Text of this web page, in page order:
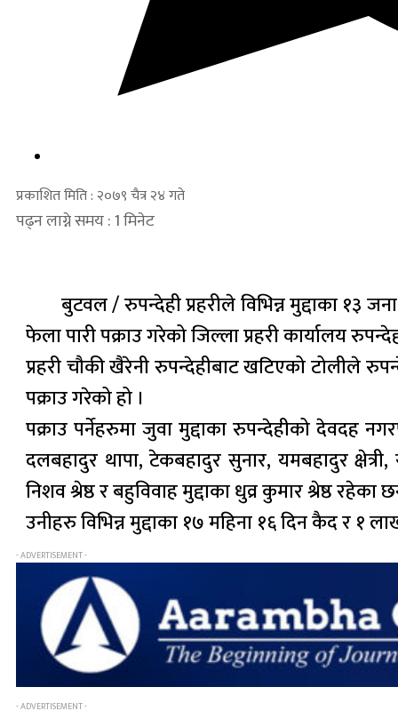
प्रकाशित मिति : २०७९ चैत्र २४ गते
पढ्न लाग्ने समय : 1 मिनेट
बुटवल / रुपन्देही प्रहरीले विभिन्न मुद्दाका १३
फेला पारी पक्राउ गरेको जिल्ला प्रहरी कार्यालय
प्रहरी चौकी खैरेनी रुपन्देहीबाट खटिएको टोलीले
पक्राउ गरेको हो ।
पक्राउ पर्नेहरुमा जुवा मुद्दाका रुपन्देहीको देवदह
दलबहादुर थापा, टेकबहादुर सुनार, यमबहादुर
निशव श्रेष्ठ र बहुविवाह मुद्दाका धुव्र कुमार श्रेष्ठ रहेका
उनीहरु विभिन्न मुद्दाका १७ महिना १६ दिन कैद र १
- ADVERTISEMENT -
- ADVERTISEMENT -